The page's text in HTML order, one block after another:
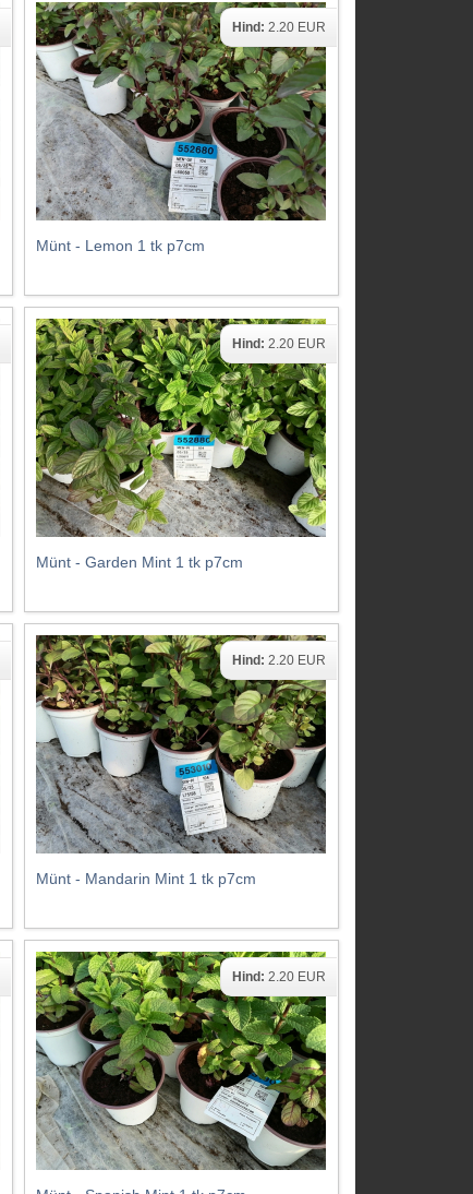
Münt - Lemon 1 tk p7cm
Hind: 2.20 EUR
Münt - Garden Mint 1 tk p7cm
Hind: 2.20 EUR
Münt - Mandarin Mint 1 tk p7cm
Hind: 2.20 EUR
Hind: 2.20 EUR